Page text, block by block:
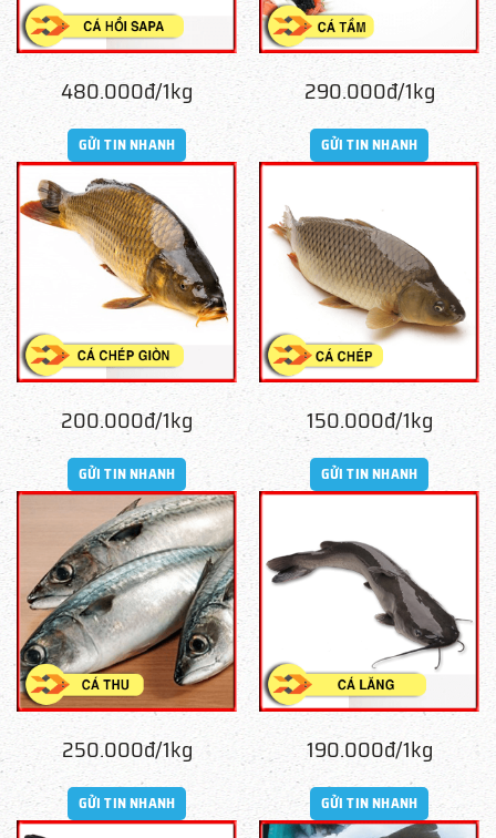
480.000đ/1kg
GỬI TIN NHANH
290.000đ/1kg
GỬI TIN NHANH
200.000đ/1kg
GỬI TIN NHANH
150.000đ/1kg
GỬI TIN NHANH
250.000đ/1kg
GỬI TIN NHANH
190.000đ/1kg
GỬI TIN NHANH